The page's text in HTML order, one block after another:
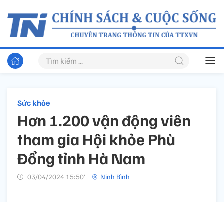
Sức khỏe
Hơn 1.200 vận động viên
tham gia Hội khỏe Phù
Đổng tỉnh Hà Nam
03/04/2024 15:50’ Ninh Bình